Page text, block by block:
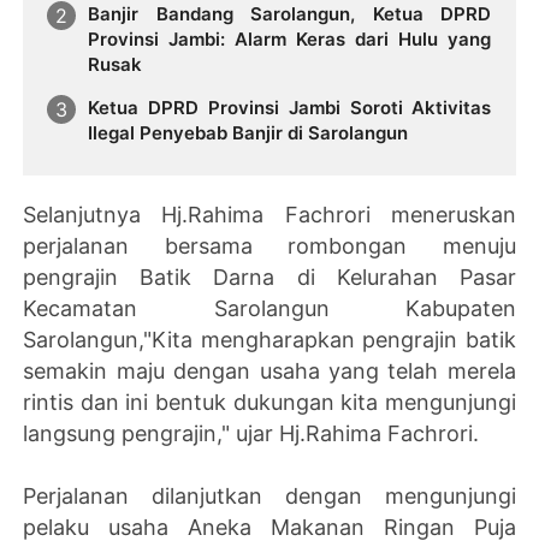
Banjir Bandang Sarolangun, Ketua DPRD
Provinsi Jambi: Alarm Keras dari Hulu yang
Rusak
Ketua DPRD Provinsi Jambi Soroti Aktivitas
Ilegal Penyebab Banjir di Sarolangun
Selanjutnya Hj.Rahima Fachrori meneruskan
perjalanan bersama rombongan menuju
pengrajin Batik Darna di Kelurahan Pasar
Kecamatan Sarolangun Kabupaten
Sarolangun,"Kita mengharapkan pengrajin batik
semakin maju dengan usaha yang telah merela
rintis dan ini bentuk dukungan kita mengunjungi
langsung pengrajin," ujar Hj.Rahima Fachrori.
Perjalanan dilanjutkan dengan mengunjungi
pelaku usaha Aneka Makanan Ringan Puja